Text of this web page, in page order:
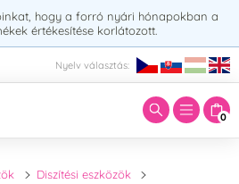
hogy a forró nyári hónapokban a
értékesítése korlátozott.
Nyelv választás:
0
kifejezést:
Diszítési eszközök